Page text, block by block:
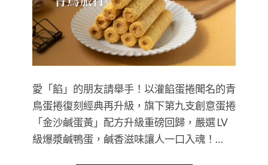
愛「餡」的朋友請舉手！以灌餡蛋捲聞名的青
鳥蛋捲復刻經典再升級，旗下第九支創意蛋捲
「金沙鹹蛋黃」配方升級重磅回歸，嚴選 LV
級爆漿鹹鴨蛋，鹹香滋味讓人一口入魂！…